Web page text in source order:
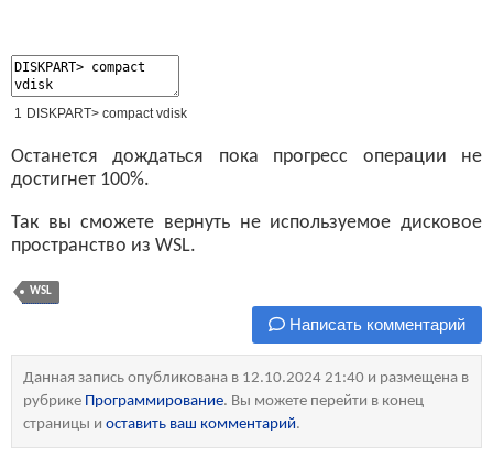
1 DISKPART> compactvdisk
Останется дождаться пока прогресс операции не
достигнет 100%.
Так вы сможете вернуть не используемое дисковое
пространство из WSL.
WSL
Написать комментарий
Данная запись опубликована в 12.10.2024 21:40 и размещена в
рубрике Программирование. Вы можете перейти в конец
страницы и оставить ваш комментарий.